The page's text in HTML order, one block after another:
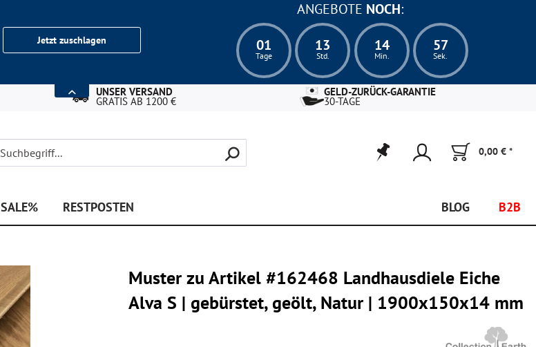
Jetzt zuschlagen
ANGEBOTE NOCH:
01
Tage
13
Std.
14
Min.
56
Sek.
UNSER VERSAND
GRATIS AB 1200 €
GELD-ZURÜCK-GARANTIE
30-TAGE
0,00 € *
SALE% RESTPOSTEN BLOG B2B
Muster zu Artikel #162468 Landhausdiele Eiche
Alva S | gebürstet, geölt, Natur | 1900x150x14 mm